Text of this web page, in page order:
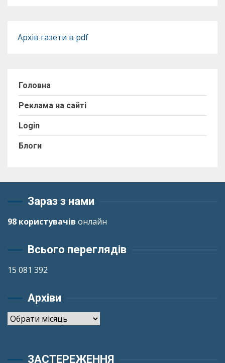
Архів газети в pdf
Головна
Реклама на сайті
Login
Блоги
Зараз з нами
98 користувачів онлайн
Всього переглядів
15 081 392
Архіви
Архіви
ЗАСТЕРЕЖЕННЯ